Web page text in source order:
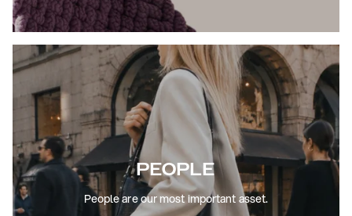
PEOPLE
People are our most important asset.